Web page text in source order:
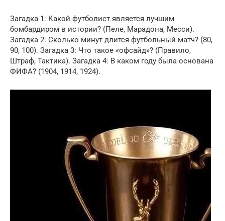
Загадка 1: Какой футболист является лучшим
бомбардиром в истории? (Пеле, Марадона, Месси).
Загадка 2: Сколько минут длится футбольный матч? (80,
90, 100). Загадка 3: Что такое «офсайд»? (Правило,
Штраф, Тактика). Загадка 4: В каком году была основана
ФИФА? (1904, 1914, 1924).